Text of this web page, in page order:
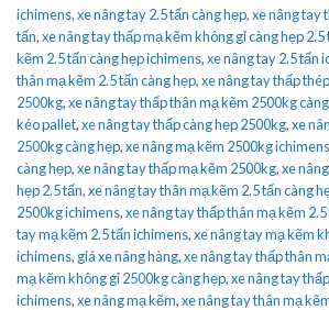
ichimens,xe nâng tay 2.5 tấn càng hẹp,xe nâng tay
tấn,xe nâng tay thấp mạ kẽm không gỉ càng hẹp 2.5
kẽm 2.5 tấn càng hẹp ichimens,xe nâng tay 2.5 tấn
thân mạ kẽm 2.5 tấn càng hẹp,xe nâng tay thấp
2500kg,xe nâng tay thấp thân mạ kẽm 2500kg
kéo pallet,xe nâng tay thấp càng hẹp 2500kg,xe
2500kg càng hẹp,xe nâng mạ kẽm 2500kg ichimens
càng hẹp,xe nâng tay thấp mạ kẽm 2500kg,xe
hẹp 2.5 tấn,xe nâng tay thân mạ kẽm 2.5 tấn càng
2500kg ichimens,xe nâng tay thấp thân mạ kẽm
tay mạ kẽm 2.5 tấn ichimens,xe nâng tay mạ kẽm
ichimens, giá xe nâng hàng,xe nâng tay thấp thân
mạ kẽm không gỉ 2500kg càng hẹp,xe nâng tay
ichimens,xe nâng mạ kẽm,xe nâng tay thân mạ